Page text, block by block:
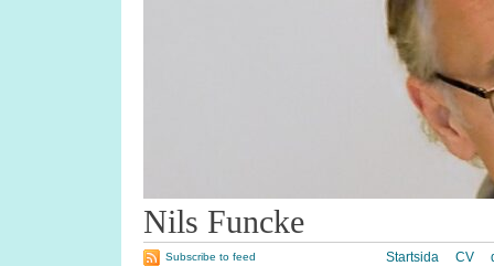
Nils Funcke
Startsida CV
Subscribe to feed